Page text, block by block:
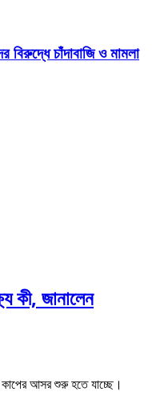
চাঁদাবাজি ও মামলা
কী, জানালেন
কাপের আসর শুরু হতে যাচ্ছে।